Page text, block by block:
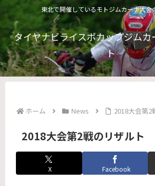
東北で開催しているモトジムカーナ大会
タイヤナビライスポカップジム
ト
ホーム News 2018大会第2
2018大会第2戦のリザルト
X Facebook